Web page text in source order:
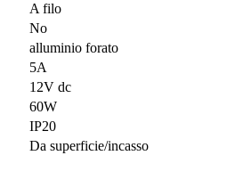
A filo
No
alluminio forato
5A
12V dc
60W
IP20
Da superficie/incasso